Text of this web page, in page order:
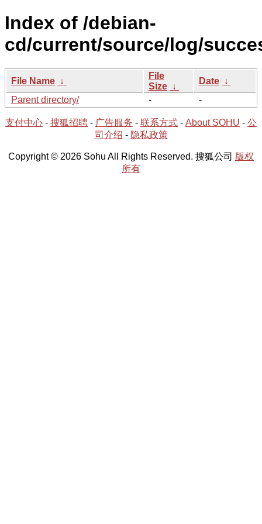
Index of /debian-
cd/current/source/log/
File Name ↓
File
Size ↓
Date ↓
Parent directory/
- -
支付中心 - 搜狐招聘 - 广告服务 - 联系方式 - About SOHU - 公
司介绍 - 隐私政策
Copyright © 2026 Sohu All Rights Reserved. 搜狐公司 版权
所有